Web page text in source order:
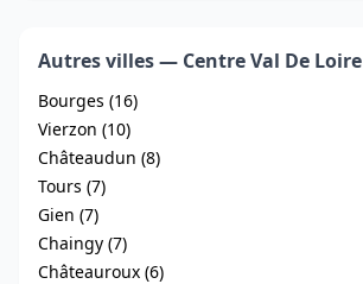
Autres villes — Centre Val De Loire
Bourges (16)
Vierzon (10)
Châteaudun (8)
Tours (7)
Gien (7)
Chaingy (7)
Châteauroux (6)